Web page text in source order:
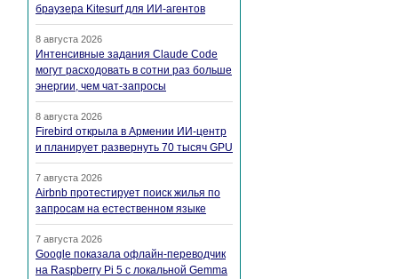
браузера Kitesurf для ИИ-агентов
8 августа 2026
Интенсивные задания Claude Code
могут расходовать в сотни раз больше
энергии, чем чат-запросы
8 августа 2026
Firebird открыла в Армении ИИ-центр
и планирует развернуть 70 тысяч GPU
7 августа 2026
Airbnb протестирует поиск жилья по
запросам на естественном языке
7 августа 2026
Google показала офлайн-переводчик
на Raspberry Pi 5 с локальной Gemma